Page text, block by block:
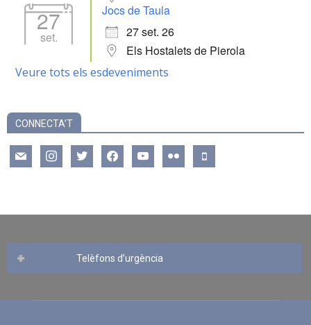
27
set.
Jocs de Taula
27 set. 26
Els Hostalets de Pierola
Veure tots els esdeveniments
CONNECTA’T
mail instagramtwitter facebookyoutube flickr mobile
Telèfons d’urgència